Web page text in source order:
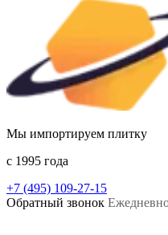
Мы импортируем плитку
c 1995 года
+7 (495) 109-27-15
Обратный звонок